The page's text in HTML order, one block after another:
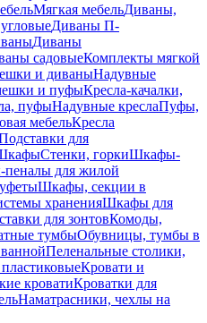
Мягкая мебельДиваны,
Диваны П-
Диваны
садовыеКомплекты мягкой
и диваныНадувные
и пуфыКресла-качалки,
пуфыНадувные креслаПуфы,
мебельКресла
для
Стенки, горкиШкафы-
для жилой
Шкафы, секции в
храненияШкафы для
для зонтовКомоды,
тумбыОбувницы, тумбы в
Пеленальные столики,
Кровати и
кроватиКроватки для
Наматрасники, чехлы на